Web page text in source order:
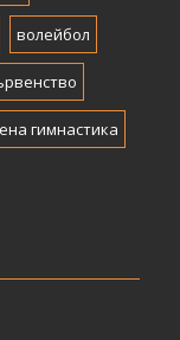
волейбол
гимнастика